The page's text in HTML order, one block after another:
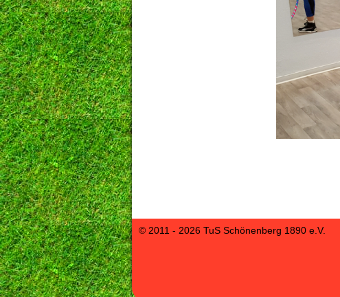
© 2011 - 2026 TuS Schönenberg 1890 e.V.